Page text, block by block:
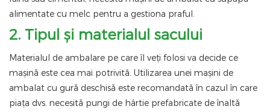
alimentate cu melc pentru a gestiona praful.
2. Tipul și materialul sacului
Materialul de ambalare pe care îl veți folosi va decide ce
mașină este cea mai potrivită. Utilizarea unei mașini de
ambalat cu gură deschisă este recomandată în cazul în care
piața dvs. necesită pungi de hârtie prefabricate de înaltă